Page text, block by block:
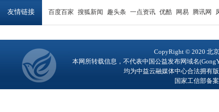
友情链接 百度百家 搜狐新闻 趣头条 一点资讯 优酷 网易 腾讯网
CopyRight © 2020 北
本网所转载信息，不代表中国公益发布网域名
均为中益云融媒体中心合法拥有
国家工信部备